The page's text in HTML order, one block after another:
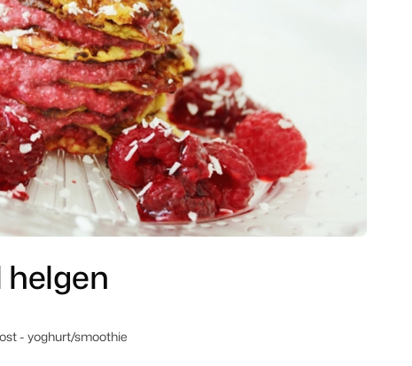
helgen
- yoghurt/smoothie